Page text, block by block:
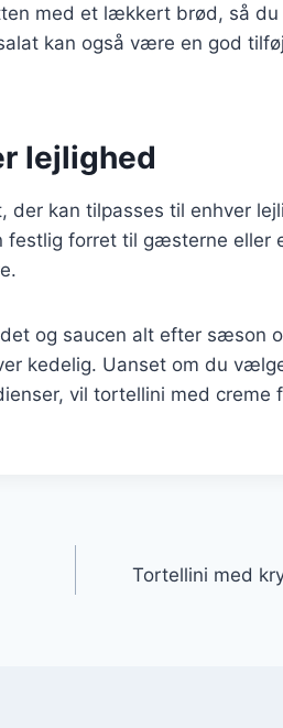
med et lækkert brød, så du
kan også være en god
lejlighed
der kan tilpasses til enhver
festlig forret til gæsterne eller
og saucen alt efter sæson
kedelig. Uanset om du
vil tortellini med
Tortellini med